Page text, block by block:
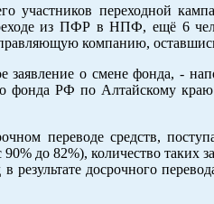
участников переходной
из ПФР в НПФ, ещё 6
компанию,
о смене фонда, -
фонда РФ по Алтайскому
переводе средств,
до 82%), количество таких
досрочного